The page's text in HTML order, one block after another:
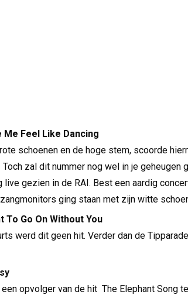
Me Feel Like Dancing
schoenen en de hoge stem, scoorde
Toch zal dit nummer nog wel in je geheugen
live gezien in de RAI. Best een aardig
ging staan met zijn witte
To Go On Without You
werd dit geen hit. Verder dan de
een opvolger van de hit The Elephant Song